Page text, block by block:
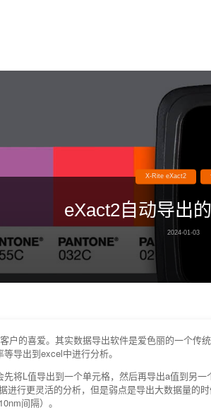
eXact2自动导出
2024-01-03
X-Rite eXact2
户的喜爱。其实数据导出软件是爱色丽的一个传
导出到excel中进行分析。
将L值导出到一个单元格，然后再导出a值到另
行更灵活的分析，但是弱点是导出大数据量的
间隔）。